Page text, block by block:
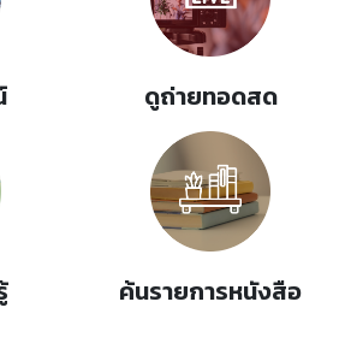
ดูถ่ายทอดสด
ค้นรายการหนังสือ